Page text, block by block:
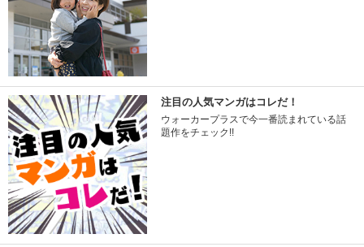
注目の人気マンガはコレだ！
ウォーカープラスで今一番読まれている話
題作をチェック!!